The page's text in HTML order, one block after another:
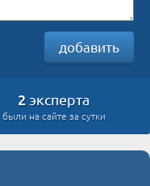
добавить
2 эксперта
были на сайте за сутки